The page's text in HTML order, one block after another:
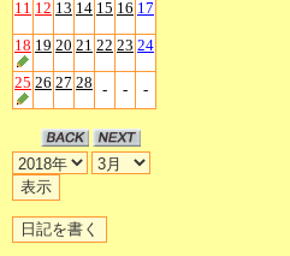
11 12 13 14 15 16 17
18 19 20 21 22 23 24
25 26 27 28 - - -